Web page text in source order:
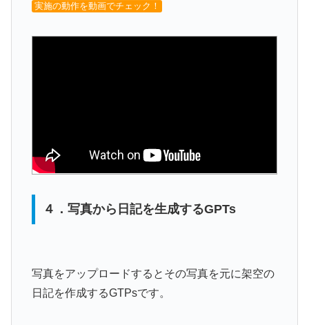
実施の動作を動画でチェック！
４．写真から日記を生成するGPTs
写真をアップロードするとその写真を元に架空の
日記を作成するGTPsです。